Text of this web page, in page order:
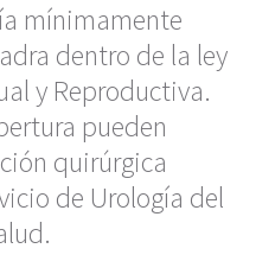
mínimamente
dentro de la ley
y Reproductiva.
pueden
quirúrgica
de Urología del